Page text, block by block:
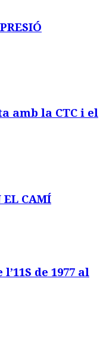
amb la CTC i el
EL CAMÍ
de 1977 al